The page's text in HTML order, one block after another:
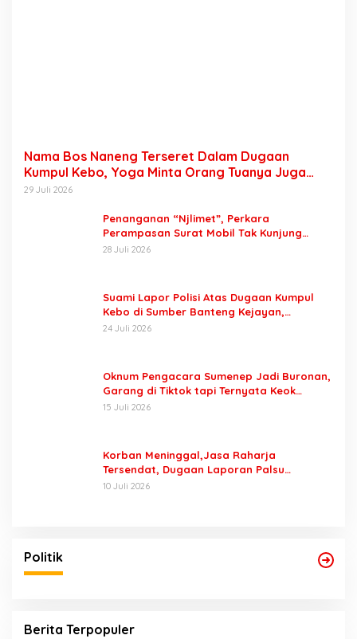
Nama Bos Naneng Terseret Dalam Dugaan
Kumpul Kebo, Yoga Minta Orang Tuanya Juga
Dipanggil Polisi
29 Juli 2026
Penanganan “Njlimet”, Perkara
Perampasan Surat Mobil Tak Kunjung
Tersangka Padahal Setahun di Polres
28 Juli 2026
Suami Lapor Polisi Atas Dugaan Kumpul
Kebo di Sumber Banteng Kejayan,
Keluarga Minta Segera Ditangkap
24 Juli 2026
Oknum Pengacara Sumenep Jadi Buronan,
Garang di Tiktok tapi Ternyata Keok
Dengan Laporan Seorang Sopir
15 Juli 2026
Korban Meninggal,Jasa Raharja
Tersendat, Dugaan Laporan Palsu
Kecelakaan Tunggal Jadi Pemicu
10 Juli 2026
Politik
Berita Terpopuler